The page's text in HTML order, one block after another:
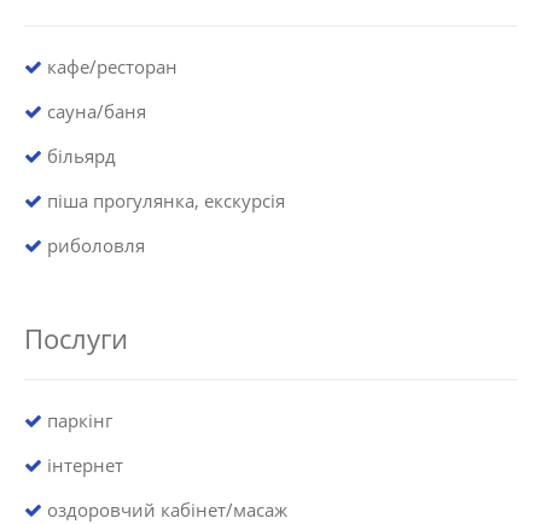
кафе/ресторан
сауна/баня
більярд
піша прогулянка, екскурсія
риболовля
Послуги
паркінг
інтернет
оздоровчий кабінет/масаж